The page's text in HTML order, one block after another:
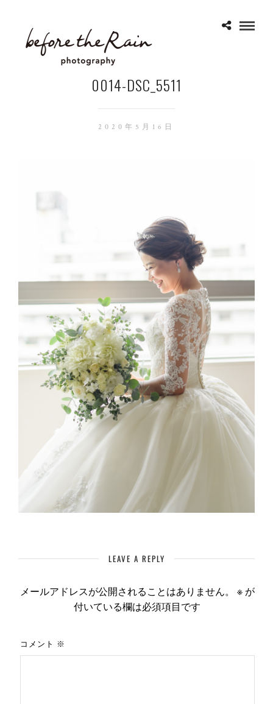
0014-DSC_5511
2020年5月16日
LEAVE A REPLY
メールアドレスが公開されることはありません。 ※が
付いている欄は必須項目です
コメント ※